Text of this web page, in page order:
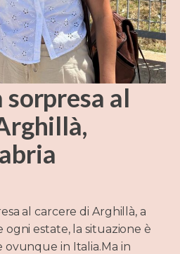
sorpresa al
al carcere di Arghillà, a
ogni estate, la situazione è
ovunque in Italia.Ma in